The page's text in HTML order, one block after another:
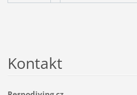
Kontakt